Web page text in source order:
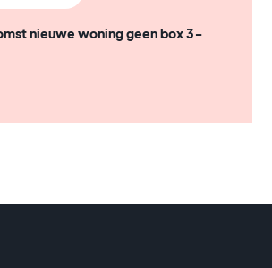
nieuwe woning geen box 3-